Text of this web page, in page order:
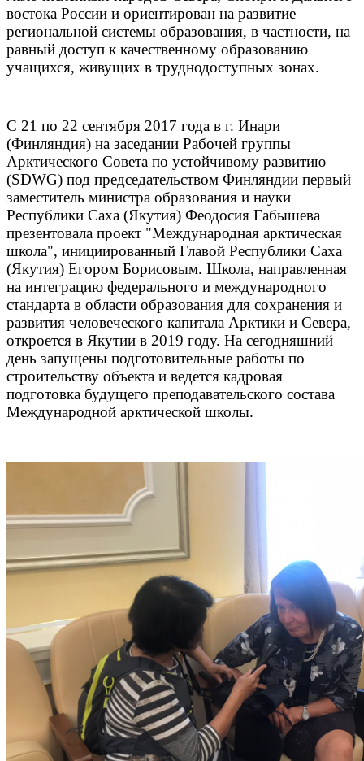
востока России и ориентирован на развитие
региональной системы образования, в частности, на
равный доступ к качественному образованию
учащихся, живущих в труднодоступных зонах.
С 21 по 22 сентября 2017 года в г. Инари
(Финляндия) на заседании Рабочей группы
Арктического Совета по устойчивому развитию
(SDWG) под председательством Финляндии первый
заместитель министра образования и науки
Республики Саха (Якутия) Феодосия Габышева
презентовала проект "Международная арктическая
школа", инициированный Главой Республики Саха
(Якутия) Егором Борисовым. Школа, направленная
на интеграцию федерального и международного
стандарта в области образования для сохранения и
развития человеческого капитала Арктики и Севера,
откроется в Якутии в 2019 году. На сегодняшний
день запущены подготовительные работы по
строительству объекта и ведется кадровая
подготовка будущего преподавательского состава
Международной арктической школы.